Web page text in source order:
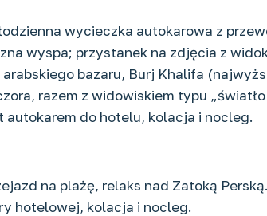
wycieczka autokarowa z
wyspa; przystanek na zdjęcia z
bazaru, Burj Khalifa
razem z widowiskiem typu
autokarem do hotelu, kolacja i nocleg.
na plażę, relaks nad Zatoką
hotelowej, kolacja i nocleg.